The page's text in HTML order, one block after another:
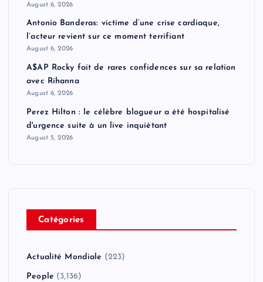
August 6, 2026
Antonio Banderas: victime d’une crise cardiaque,
l’acteur revient sur ce moment terrifiant
August 6, 2026
A$AP Rocky fait de rares confidences sur sa relation
avec Rihanna
August 6, 2026
Perez Hilton : le célèbre blogueur a été hospitalisé
d'urgence suite à un live inquiétant
August 5, 2026
Catégories
Actualité Mondiale (223)
People (3,136)